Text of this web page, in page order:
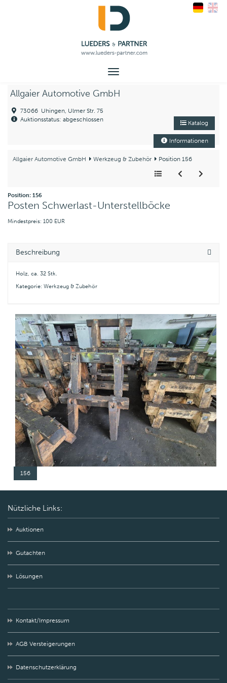
Toggle
Allgaier Automotive GmbH
73066 Uhingen, Ulmer Str. 75
Auktionsstatus: abgeschlossen
Katalog
Informationen
Allgaier Automotive GmbH Werkzeug & Zubehör Position 156
Position: 156
Posten Schwerlast-Unterstellböcke
Mindestpreis: 100 EUR
Beschreibung
Holz, ca. 32 Stk.
Kategorie: Werkzeug & Zubehör
156
Nützliche Links:
Auktionen
Gutachten
Lösungen
Kontakt/Impressum
AGB Versteigerungen
Datenschutzerklärung